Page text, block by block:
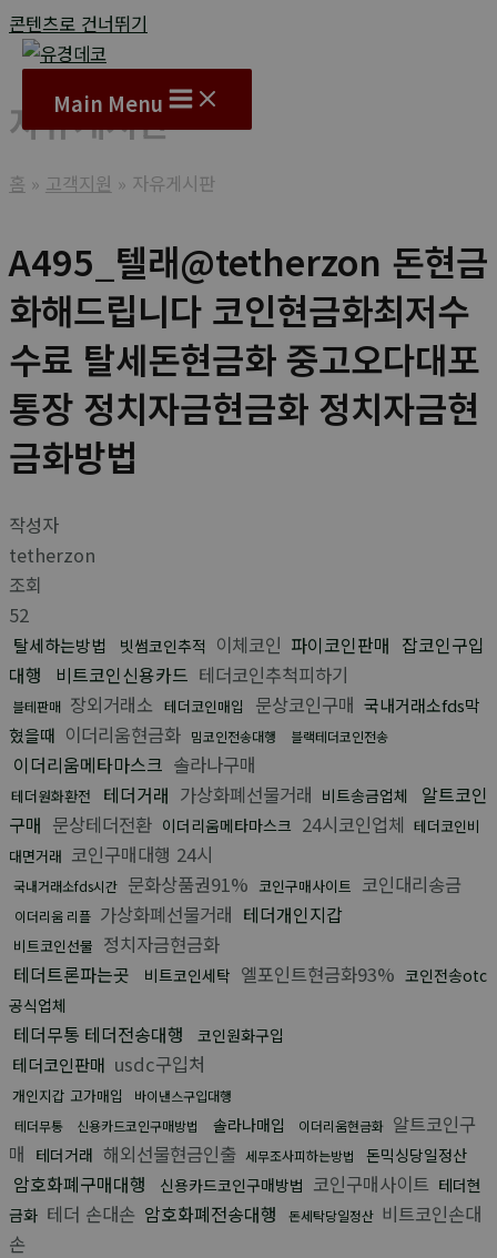
콘텐츠로 건너뛰기
Main Menu
자유게시판
홈 고객지원 자유게시판
A495_텔래@tetherzon 돈현금
화해드립니다 코인현금화최저수
수료 탈세돈현금화 중고오다대포
통장 정치자금현금화 정치자금현
금화방법
작성자
tetherzon
조회
52
탈세하는방법 빗썸코인추적 이체코인 파이코인판매 잡코인구입
대행
비트코인신용카드 테더코인추척피하기
블테판매 장외거래소 테더코인매입 문상코인구매 국내거래소fds막
혔을때 이더리움현금화 밈코인전송대행 블랙테더코인전송
이더리움메타마스크 솔라나구매
테더원화환전 테더거래 가상화폐선물거래 비트송금업체
알트코인
구매 문상테더전환 이더리움메타마스크 24시코인업체 테더코인비
대면거래 코인구매대행 24시
국내거래소fds시간 문화상품권91% 코인구매사이트 코인대리송금
이더리움 리플 가상화폐선물거래 테더개인지갑
비트코인선물 정치자금현금화
테더트론파는곳
비트코인세탁 엘포인트현금화93% 코인전송otc
공식업체
테더무통 테더전송대행 코인원화구입
테더코인판매 usdc구입처
개인지갑 고가매입
바이낸스구입대행
테더무통
신용카드코인구매방법 솔라나매입 이더리움현금화 알트코인구
매 테더거래 해외선물현금인출 세무조사피하는방법 돈믹싱당일정산
암호화폐구매대행 신용카드코인구매방법 코인구매사이트 테더현
금화 테더 손대손 암호화폐전송대행 돈세탁당일정산 비트코인손대
손